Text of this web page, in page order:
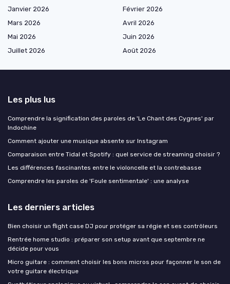
Janvier 2026
Février 2026
Mars 2026
Avril 2026
Mai 2026
Juin 2026
Juillet 2026
Août 2026
Les plus lus
Comprendre la signification des paroles de 'Le Chant des Cygnes' par
Indochine
Comment ajouter une musique absente sur Instagram
Comparaison entre Tidal et Spotify : quel service de streaming choisir ?
Les différences fascinantes entre le violoncelle et la contrebasse
Comprendre les paroles de 'Foule sentimentale' : une analyse
Les derniers articles
Bien choisir un flight case DJ pour protéger sa régie et ses contrôleurs
Rentrée home studio : préparer son setup avant que septembre ne
décide pour vous
Micro guitare : comment choisir les bons micros pour façonner le son de
votre guitare électrique